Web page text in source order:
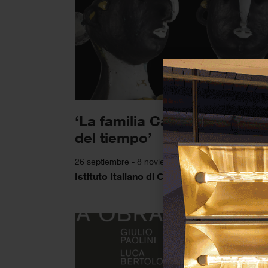
‘La familia Cascella. Más
del tiempo’
26 septiembre - 8 noviembre 2025
Istituto Italiano di Cultura di Madrid